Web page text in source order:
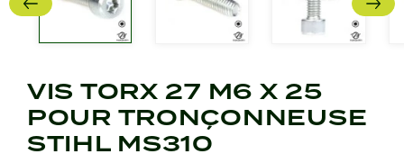
VIS TORX 27 M6 X 25
POUR TRONÇONNEUSE
STIHL MS310